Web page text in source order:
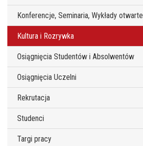
Konferencje, Seminaria, Wykłady otwarte
Kultura i Rozrywka
Osiągnięcia Studentów i Absolwentów
Osiągnięcia Uczelni
Rekrutacja
Studenci
Targi pracy